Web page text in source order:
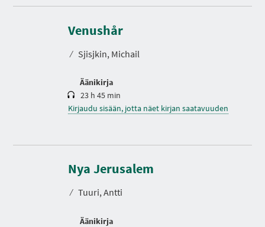
Venushår
⁄ Sjisjkin, Michail
Äänikirja
K
s
t
23 h 45 min
Kirjaudu sisään, jotta näet kirjan saatavuuden
Nya Jerusalem
⁄ Tuuri, Antti
Äänikirja
K
s
t